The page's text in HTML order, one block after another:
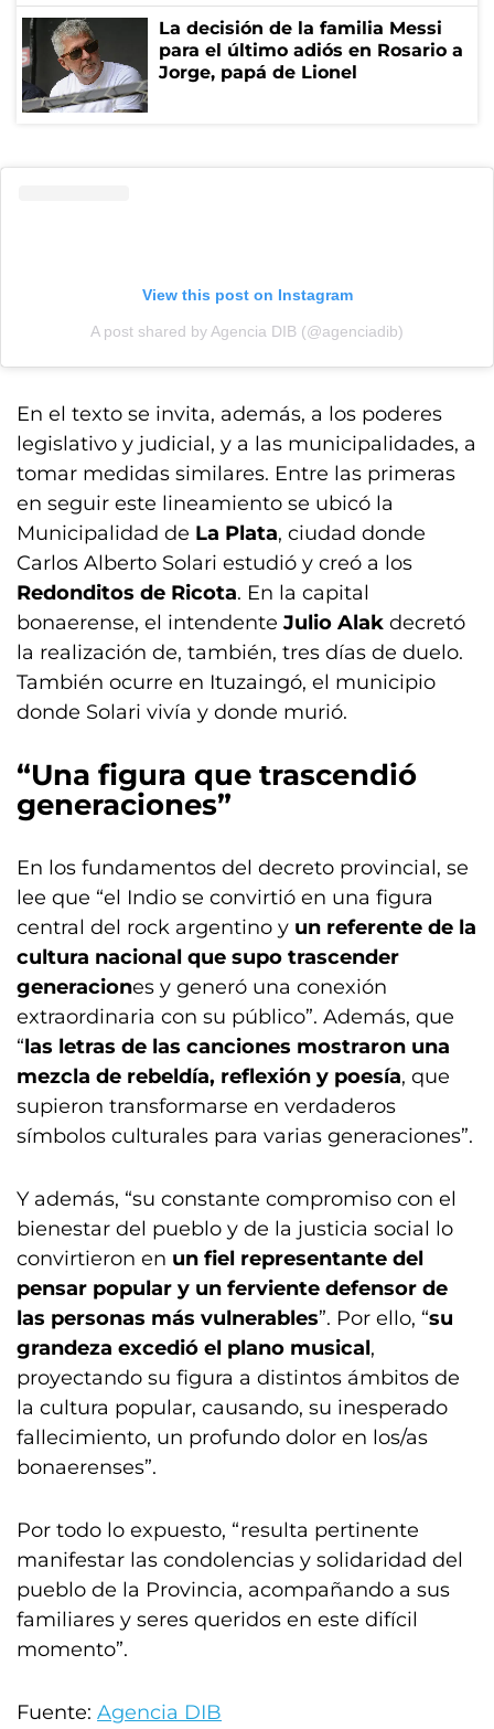
La decisión de la familia Messi
para el último adiós en Rosario a
Jorge, papá de Lionel
View this post on Instagram
A post shared by Agencia DIB (@agenciadib)
En el texto se invita, además, a los poderes
legislativo y judicial, y a las municipalidades, a
tomar medidas similares. Entre las primeras
en seguir este lineamiento se ubicó la
Municipalidad de La Plata, ciudad donde
Carlos Alberto Solari estudió y creó a los
Redonditos de Ricota. En la capital
bonaerense, el intendente Julio Alak decretó
la realización de, también, tres días de duelo.
También ocurre en Ituzaingó, el municipio
donde Solari vivía y donde murió.
“Una figura que trascendió
generaciones”
En los fundamentos del decreto provincial, se
lee que “el Indio se convirtió en una figura
central del rock argentino y un referente de la
cultura nacional que supo trascender
generaciones y generó una conexión
extraordinaria con su público”. Además, que
“las letras de las canciones mostraron una
mezcla de rebeldía, reflexión y poesía, que
supieron transformarse en verdaderos
símbolos culturales para varias generaciones”.
Y además, “su constante compromiso con el
bienestar del pueblo y de la justicia social lo
convirtieron en un fiel representante del
pensar popular y un ferviente defensor de
las personas más vulnerables”. Por ello, “su
grandeza excedió el plano musical,
proyectando su figura a distintos ámbitos de
la cultura popular, causando, su inesperado
fallecimiento, un profundo dolor en los/as
bonaerenses”.
Por todo lo expuesto, “resulta pertinente
manifestar las condolencias y solidaridad del
pueblo de la Provincia, acompañando a sus
familiares y seres queridos en este difícil
momento”.
Fuente: Agencia DIB